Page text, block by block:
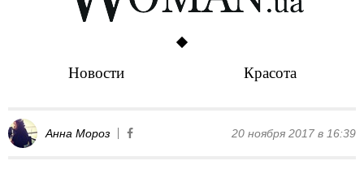
Новости Красота
Анна Мороз 20 ноября 2017 в 16:39